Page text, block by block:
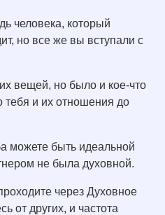
человека, который
но все же вы вступали с
вещей, но было и кое-что
и их отношения до
можете быть идеальной
не была духовной.
через Духовное
от других, и частота